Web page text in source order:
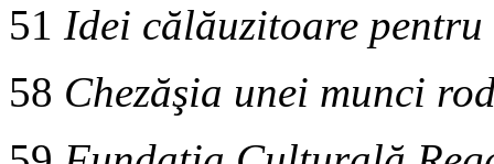
51 Idei călăuzitoare
58 Chezăşia unei munci